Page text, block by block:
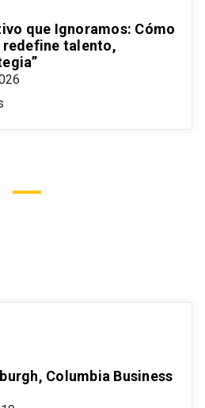
que Ignoramos: Cómo
talento,
Columbia Business